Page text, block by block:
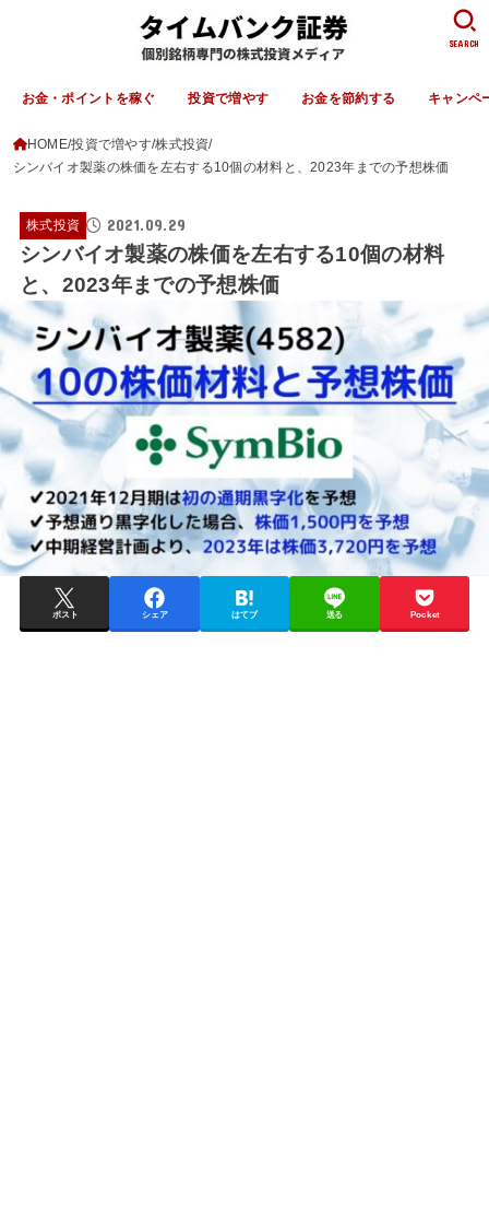
お金・ポイントを稼ぐ 投資で増やす お金を節約する キャンペ
SEARCH
HOME 投資で増やす 株式投資
シンバイオ製薬の株価を左右する10個の材料と、2023年までの予想株価
株式投資 2021.09.29
シンバイオ製薬の株価を左右する10個の材料
と、2023年までの予想株価
ポスト シェア はてブ 送る Pocket